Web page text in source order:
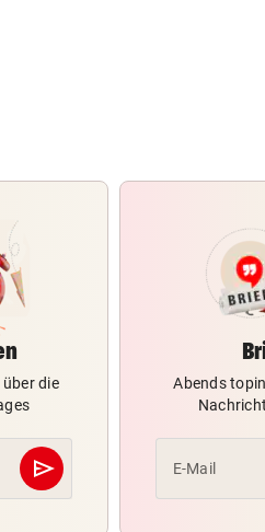
die
send
Abschicken
Abends
E-Mail